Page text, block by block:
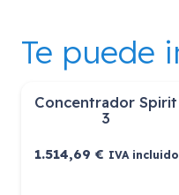
Te puede
Concentrador Spirit
3
1.514,69€ IVA incluido